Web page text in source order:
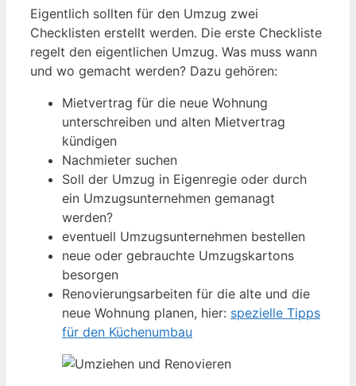
Eigentlich sollten für den Umzug zwei
Checklisten erstellt werden. Die erste Checkliste
regelt den eigentlichen Umzug. Was muss wann
und wo gemacht werden? Dazu gehören:
Mietvertrag für die neue Wohnung
unterschreiben und alten Mietvertrag
kündigen
Nachmieter suchen
Soll der Umzug in Eigenregie oder durch
ein Umzugsunternehmen gemanagt
werden?
eventuell Umzugsunternehmen bestellen
neue oder gebrauchte Umzugskartons
besorgen
Renovierungsarbeiten für die alte und die
neue Wohnung planen, hier: spezielle Tipps
für den Küchenumbau